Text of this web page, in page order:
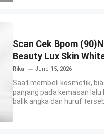
Scan Cek Bpom
Beauty Lux Skin
Rika June 15, 2026
Saat membeli kosmetik,
panjang pada kemasan
balik angka dan huruf